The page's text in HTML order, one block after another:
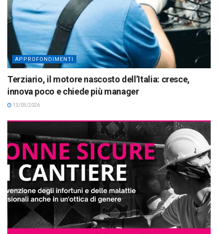
APPROFONDIMENTI
Terziario, il motore nascosto dell’Italia: cresce,
innova poco e chiede più manager
13/05/2026